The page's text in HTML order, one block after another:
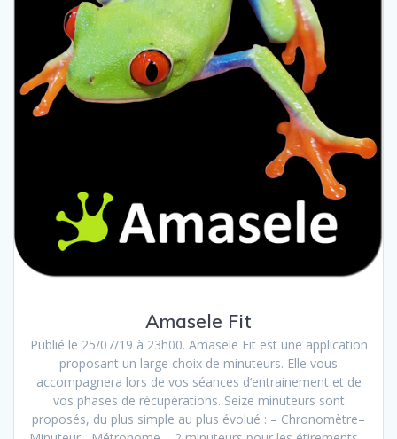
Amasele Fit
Publié le 25/07/19 à 23h00. Amasele Fit est une application
proposant un large choix de minuteurs. Elle vous
accompagnera lors de vos séances d’entrainement et de
vos phases de récupérations. Seize minuteurs sont
proposés, du plus simple au plus évolué : – Chronomètre–